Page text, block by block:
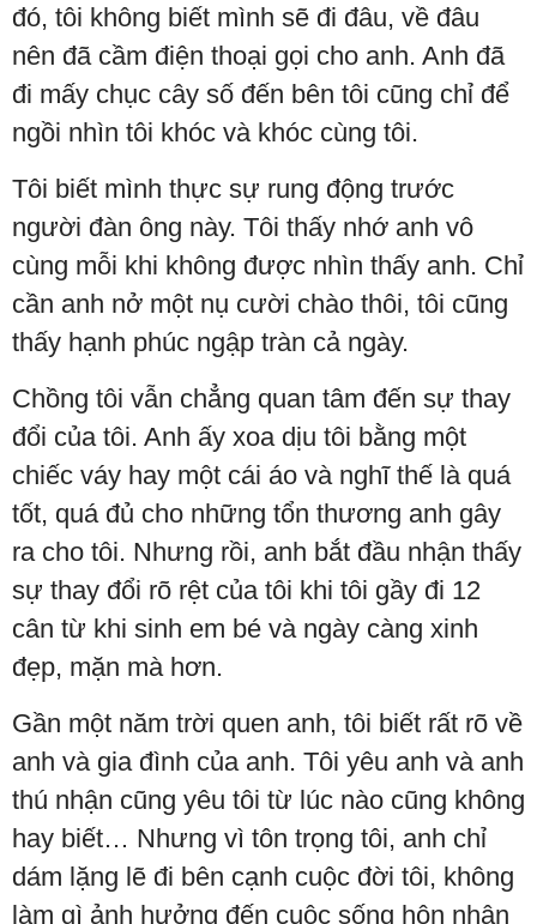
đó, tôi không biết mình sẽ đi đâu, về đâu
nên đã cầm điện thoại gọi cho anh. Anh đã
đi mấy chục cây số đến bên tôi cũng chỉ để
ngồi nhìn tôi khóc và khóc cùng tôi.
Tôi biết mình thực sự rung động trước
người đàn ông này. Tôi thấy nhớ anh vô
cùng mỗi khi không được nhìn thấy anh. Chỉ
cần anh nở một nụ cười chào thôi, tôi cũng
thấy hạnh phúc ngập tràn cả ngày.
Chồng tôi vẫn chẳng quan tâm đến sự thay
đổi của tôi. Anh ấy xoa dịu tôi bằng một
chiếc váy hay một cái áo và nghĩ thế là quá
tốt, quá đủ cho những tổn thương anh gây
ra cho tôi. Nhưng rồi, anh bắt đầu nhận thấy
sự thay đổi rõ rệt của tôi khi tôi gầy đi 12
cân từ khi sinh em bé và ngày càng xinh
đẹp, mặn mà hơn.
Gần một năm trời quen anh, tôi biết rất rõ về
anh và gia đình của anh. Tôi yêu anh và anh
thú nhận cũng yêu tôi từ lúc nào cũng không
hay biết… Nhưng vì tôn trọng tôi, anh chỉ
dám lặng lẽ đi bên cạnh cuộc đời tôi, không
làm gì ảnh hưởng đến cuộc sống hôn nhân